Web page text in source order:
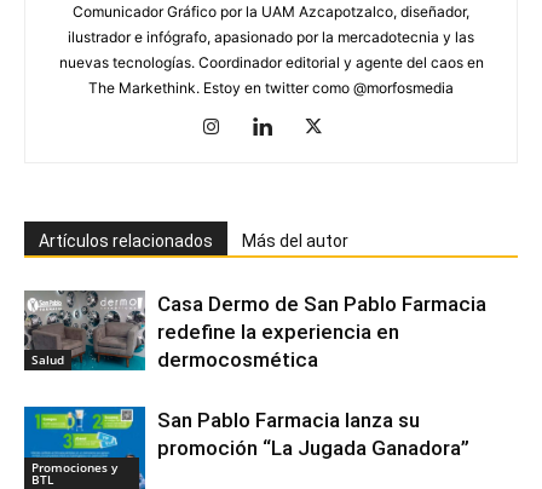
Comunicador Gráfico por la UAM Azcapotzalco, diseñador,
ilustrador e infógrafo, apasionado por la mercadotecnia y las
nuevas tecnologías. Coordinador editorial y agente del caos en
The Markethink. Estoy en twitter como @morfosmedia
Artículos relacionados Más del autor
Salud
Casa Dermo de San Pablo Farmacia
redefine la experiencia en
dermocosmética
Promociones y
BTL
San Pablo Farmacia lanza su
promoción “La Jugada Ganadora”